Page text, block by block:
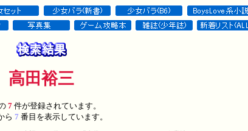
高田裕三
7 件が登録されています。
ら 7 番目を表示しています。